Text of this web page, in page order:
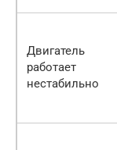
Двигатель
работает
нестабильно